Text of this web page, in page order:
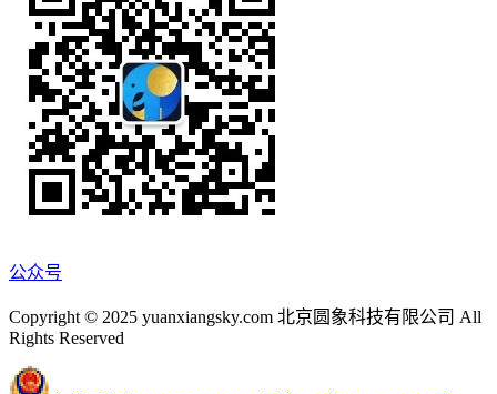
公众号
Copyright © 2025 yuanxiangsky.com 北京圆象科技有限公司 All
Rights Reserved